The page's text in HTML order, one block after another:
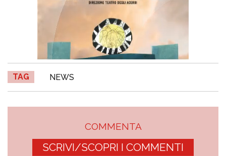
TAG NEWS
COMMENTA
SCRIVI/SCOPRI I COMMENTI